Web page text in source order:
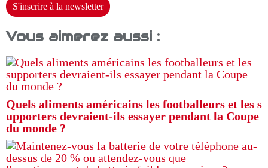
S'inscrire à la newsletter
Vous aimerez aussi :
Quels aliments américains les footballeurs et les s
upporters devraient-ils essayer pendant la Coupe
du monde ?